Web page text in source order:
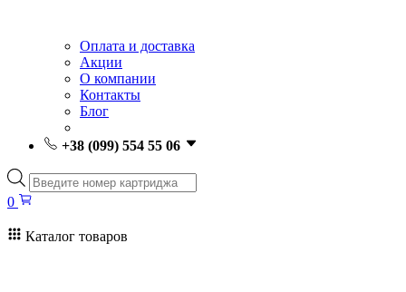
Оплата и доставка
Акции
О компании
Контакты
Блог
+38 (099) 554 55 06
Поиск
товаров
0
Каталог товаров